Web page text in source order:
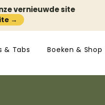
vernieuwde site
→
& Tabs Boeken & Shop